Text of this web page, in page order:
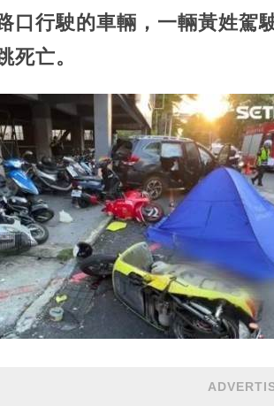
口行駛的車輛，一輛黃姓駕
死亡。